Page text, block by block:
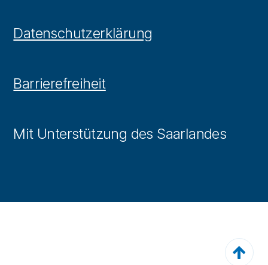
Datenschutzerklärung
Barrierefreiheit
Mit Unterstützung des Saarlandes
